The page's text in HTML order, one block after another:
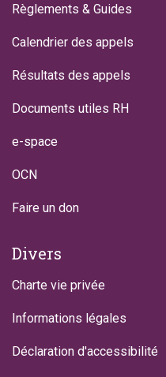
Règlements & Guides
Calendrier des appels
Résultats des appels
Documents utiles RH
e-space
OCN
Faire un don
Divers
Charte vie privée
Informations légales
Déclaration d'accessibilité